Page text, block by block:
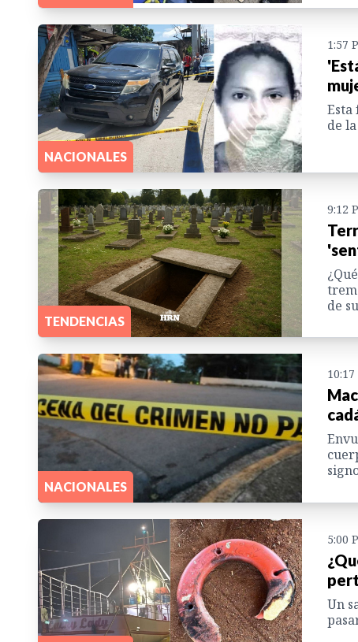
NACIONALES
1:57
Esta
de
TENDENCIAS
9:12
de
NACIONALES
5:00
Un